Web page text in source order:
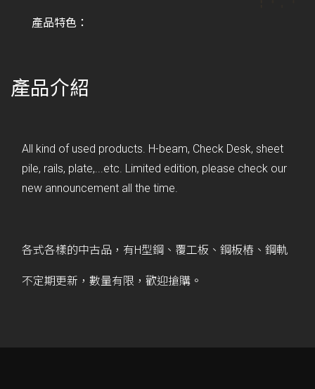
產品特色：
產品介紹
All kind of used products. H-beam, Check Desk, sheet
pile, rails, plate,...etc. Limited edition, please check our
new announcement all the time.
各式各樣的中古品，有H型鋼、覆工板、鋼板樁、鋼軌
不定期更新，數量有限，歡迎搶購。